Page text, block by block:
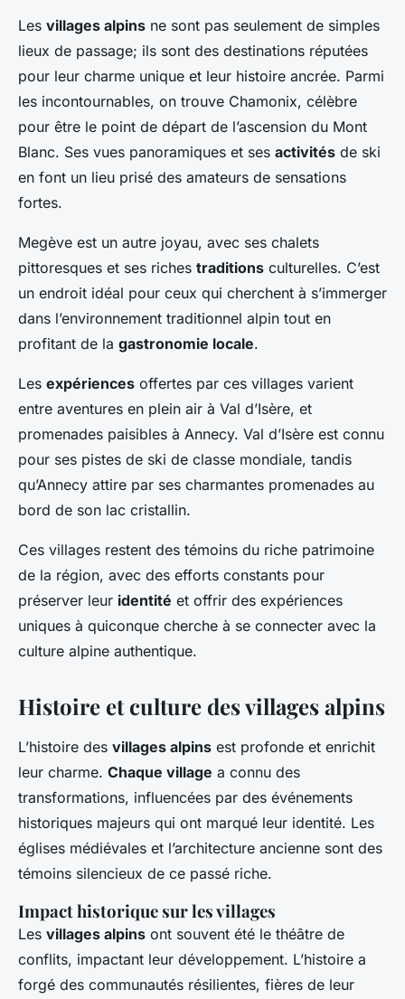
Les villages alpins ne sont pas seulement de simples
lieux de passage; ils sont des destinations réputées
pour leur charme unique et leur histoire ancrée. Parmi
les incontournables, on trouve Chamonix, célèbre
pour être le point de départ de l’ascension du Mont
Blanc. Ses vues panoramiques et ses activités de ski
en font un lieu prisé des amateurs de sensations
fortes.
Megève est un autre joyau, avec ses chalets
pittoresques et ses riches traditions culturelles. C’est
un endroit idéal pour ceux qui cherchent à s’immerger
dans l’environnement traditionnel alpin tout en
profitant de la gastronomie locale.
Les expériences offertes par ces villages varient
entre aventures en plein air à Val d’Isère, et
promenades paisibles à Annecy. Val d’Isère est connu
pour ses pistes de ski de classe mondiale, tandis
qu’Annecy attire par ses charmantes promenades au
bord de son lac cristallin.
Ces villages restent des témoins du riche patrimoine
de la région, avec des efforts constants pour
préserver leur identité et offrir des expériences
uniques à quiconque cherche à se connecter avec la
culture alpine authentique.
Histoire et culture des villages alpins
L’histoire des villages alpins est profonde et enrichit
leur charme. Chaque village a connu des
transformations, influencées par des événements
historiques majeurs qui ont marqué leur identité. Les
églises médiévales et l’architecture ancienne sont des
témoins silencieux de ce passé riche.
Impact historique sur les villages
Les villages alpins ont souvent été le théâtre de
conflits, impactant leur développement. L’histoire a
forgé des communautés résilientes, fières de leur